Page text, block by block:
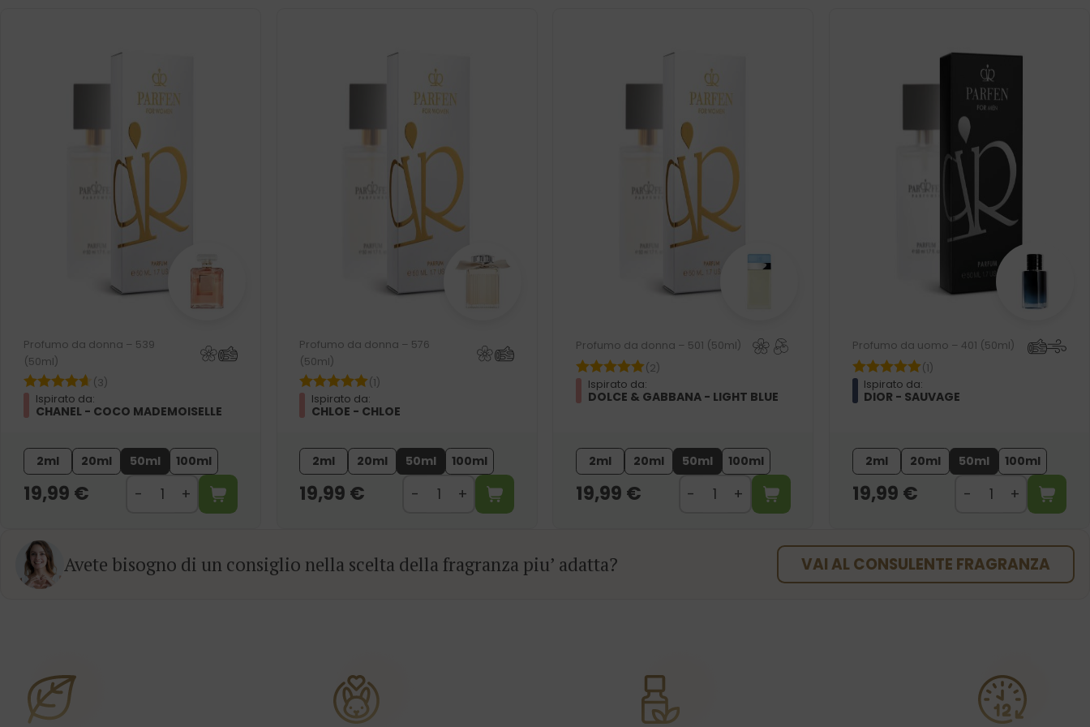
Profumo da donna – 539
(50ml)
(3)
Ispirato da:
CHANEL - COCO MADEMOISELLE
2ml 20ml 50ml 100ml
19,99 €
Profumo da donna – 576
(50ml)
(1)
Ispirato da:
CHLOE - CHLOE
2ml 20ml 50ml 100ml
19,99 €
Profumo da donna – 501 (50ml)
(2)
Ispirato da:
DOLCE & GABBANA - LIGHT BLUE
2ml 20ml 50ml 100ml
19,99 €
Profumo da uomo – 401 (50ml)
(1)
Ispirato da:
DIOR - SAUVAGE
2ml 20ml 50ml 100ml
19,99 €
Avete bisogno di un consiglio nella scelta della fragranza piu’ adatta? VAI AL CONSULENTE FRAGRANZA